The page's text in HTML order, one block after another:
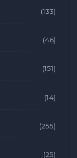
(133)
(46)
(151)
(14)
(255)
(25)